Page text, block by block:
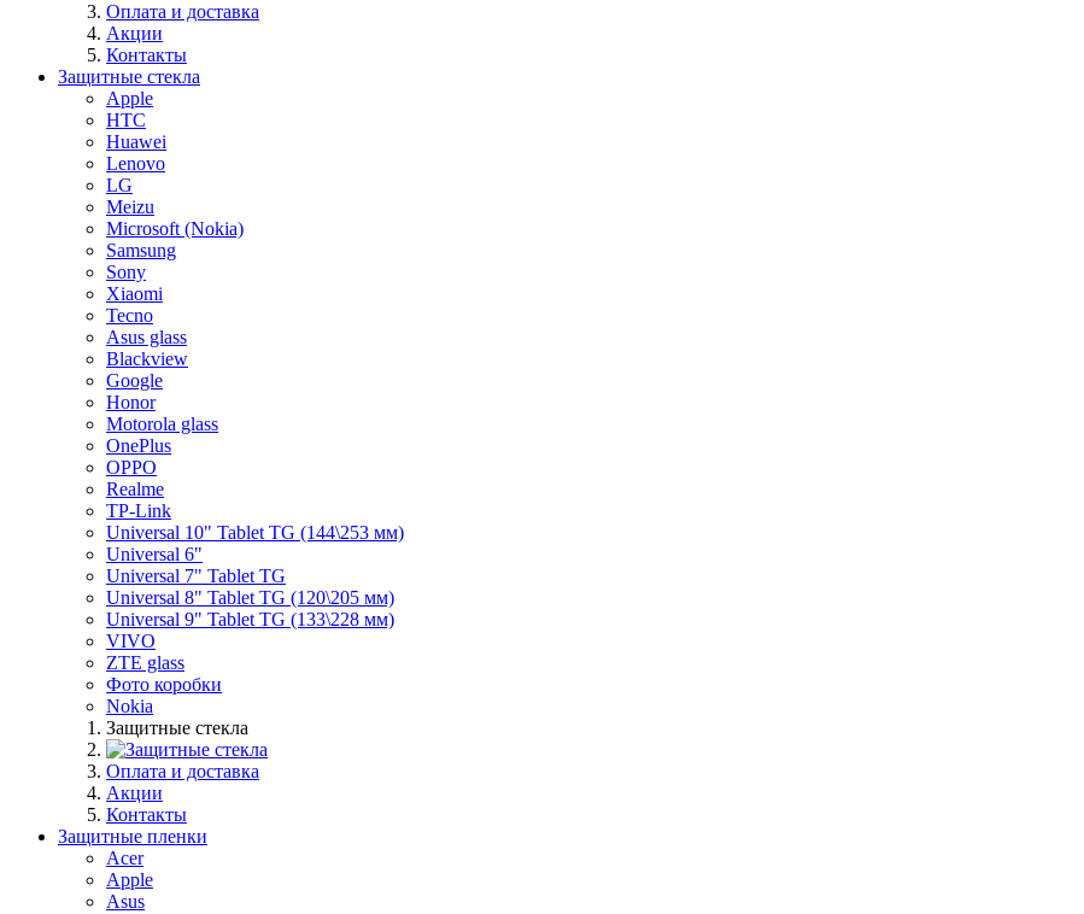
Оплата и доставка
Акции
Контакты
Защитные стекла
Apple
HTC
Huawei
Lenovo
LG
Meizu
Microsoft (Nokia)
Samsung
Sony
Xiaomi
Tecno
Asus glass
Blackview
Google
Honor
Motorola glass
OnePlus
OPPO
Realme
TP-Link
Universal 10" Tablet TG (144\253 мм)
Universal 6"
Universal 7" Tablet TG
Universal 8" Tablet TG (120\205 мм)
Universal 9" Tablet TG (133\228 мм)
VIVO
ZTE glass
Фото коробки
Nokia
Защитные стекла
Оплата и доставка
Акции
Контакты
Защитные пленки
Acer
Apple
Asus